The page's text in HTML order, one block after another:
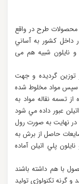
محصولات طرح در واقع
داخل كشور به آساني
نایلون شبیه هم می
توزين گرديده و جهت
مواد مخلوط شده
تسمه نقاله مواد به
عبور داده مي شود
نهايت به صورت رول
حاصل از برش به
پلي اتيلن آماده
با هم داشته باشند
گرنه تكنولوژي توليد